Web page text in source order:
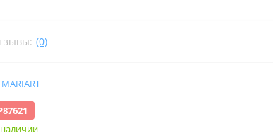
(0)
MARIART
наличии